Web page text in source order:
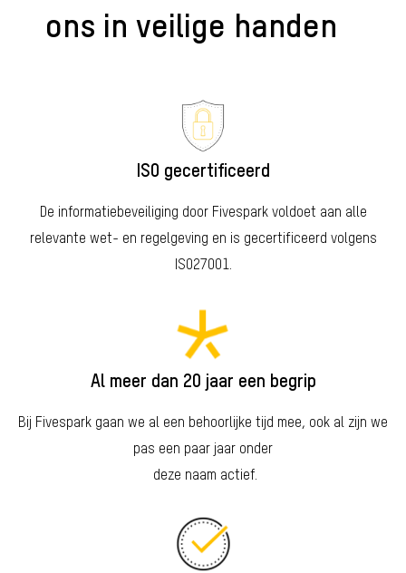
ons in veilige handen
ISO gecertificeerd
De informatiebeveiliging door Fivespark voldoet aan alle
relevante wet- en regelgeving en is gecertificeerd volgens
ISO27001.
Al meer dan 20 jaar een begrip
Bij Fivespark gaan we al een behoorlijke tijd mee, ook al zijn we
pas een paar jaar onder
deze naam actief.